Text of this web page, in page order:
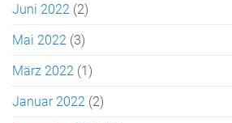
Juni 2022 (2)
Mai 2022 (3)
März 2022 (1)
Januar 2022 (2)